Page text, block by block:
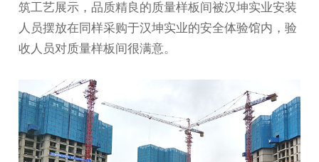
筑工艺展示，品质精良的质量样板间被汉坤实业安装
人员摆放在同样采购于汉坤实业的安全体验馆内，验
收人员对质量样板间很满意。